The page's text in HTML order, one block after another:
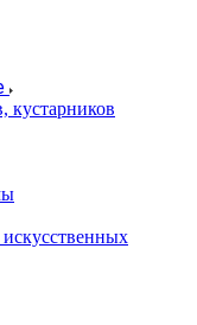
кустарников